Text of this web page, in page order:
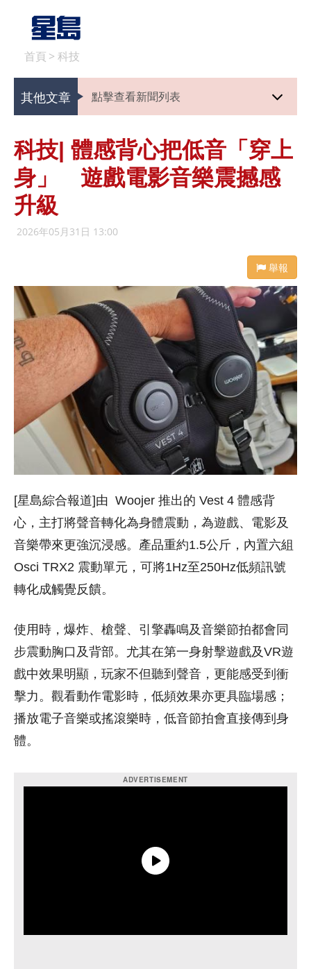
首頁 > 科技
其他文章 點擊查看新聞列表
科技| 體感背心把低音「穿上
身」 遊戲電影音樂震撼感
升級
2026年05月31日 13:00
舉報
[星島綜合報道]由 Woojer 推出的 Vest 4 體感背
心，主打將聲音轉化為身體震動，為遊戲、電影及
音樂帶來更強沉浸感。產品重約1.5公斤，內置六組
Osci TRX2 震動單元，可將1Hz至250Hz低頻訊號
轉化成觸覺反饋。
使用時，爆炸、槍聲、引擎轟鳴及音樂節拍都會同
步震動胸口及背部。尤其在第一身射擊遊戲及VR遊
戲中效果明顯，玩家不但聽到聲音，更能感受到衝
擊力。觀看動作電影時，低頻效果亦更具臨場感；
播放電子音樂或搖滾樂時，低音節拍會直接傳到身
體。